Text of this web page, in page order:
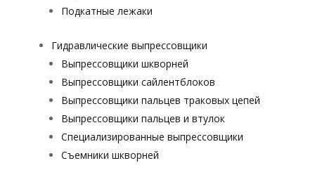
Подкатные лежаки
Гидравлические выпрессовщики
Выпрессовщики шкворней
Выпрессовщики сайлентблоков
Выпрессовщики пальцев траковых цепей
Выпрессовщики пальцев и втулок
Специализированные выпрессовщики
Cъемники шкворней